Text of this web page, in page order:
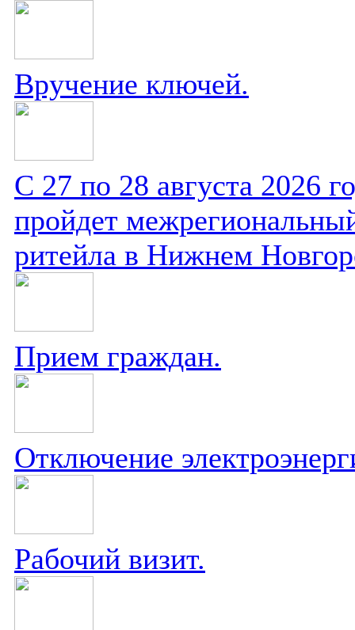
Вручение ключей.
С 27 по 28 августа 2026
пройдет
ритейла в Нижнем
Прием граждан.
Отключение
Рабочий визит.